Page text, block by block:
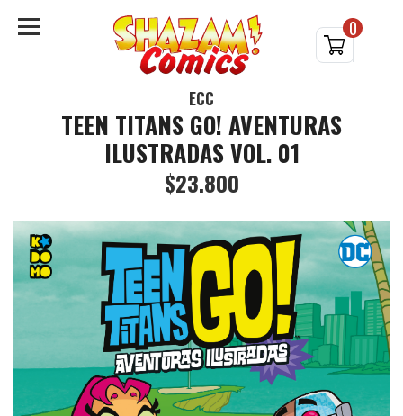
0
ECC
TEEN TITANS GO! AVENTURAS
ILUSTRADAS VOL. 01
$23.800